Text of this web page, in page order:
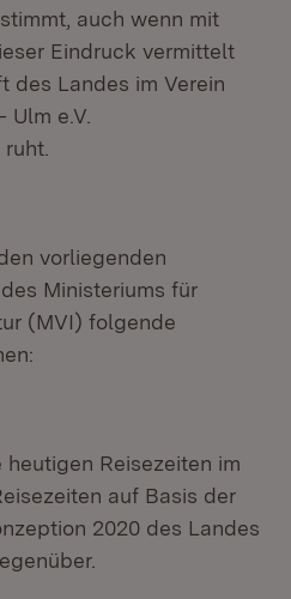
auch wenn mit
Eindruck vermittelt
des Landes im Verein
e.V.
vorliegenden
Ministeriums für
(MVI) folgende
Reisezeiten im
auf Basis der
2020 des Landes